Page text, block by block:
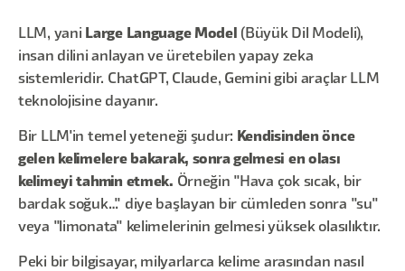
LLM, yani Large Language Model
(Büyük Dil Modeli),
insan dilini anlayan ve üretebilen yapay zeka
sistemleridir. ChatGPT, Claude, Gemini gibi araçlar LLM
teknolojisine dayanır.
Bir LLM'in temel yeteneği şudur:
Kendisinden önce
gelen kelimelere bakarak, sonra gelmesi en olası
kelimeyi tahmin etmek. Örneğin "Hava çok sıcak, bir
bardak soğuk…" diye başlayan bir cümleden sonra "su"
veya "limonata" kelimelerinin gelmesi yüksek olasılıktır.
Peki bir bilgisayar, milyarlarca kelime arasından nasıl